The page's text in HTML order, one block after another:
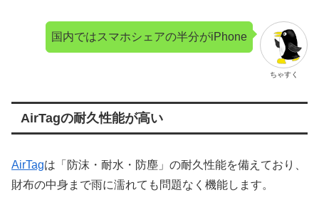
ちゃすく
国内ではスマホシェアの半分がiPhone
AirTagの耐久性能が高い
AirTagは「防沫・耐水・防塵」の耐久性能を備えており、
財布の中身まで雨に濡れても問題なく機能します。